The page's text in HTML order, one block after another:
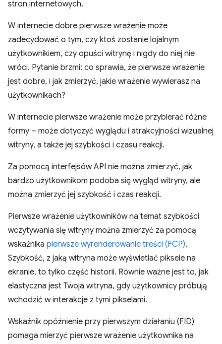
stron internetowych.
W internecie dobre pierwsze wrażenie może
zadecydować o tym, czy ktoś zostanie lojalnym
użytkownikiem, czy opuści witrynę i nigdy do niej nie
wróci. Pytanie brzmi: co sprawia, że pierwsze wrażenie
jest dobre, i jak zmierzyć, jakie wrażenie wywierasz na
użytkownikach?
W internecie pierwsze wrażenie może przybierać różne
formy – może dotyczyć wyglądu i atrakcyjności wizualnej
witryny, a także jej szybkości i czasu reakcji.
Za pomocą interfejsów API nie można zmierzyć, jak
bardzo użytkownikom podoba się wygląd witryny, ale
można zmierzyć jej szybkość i czas reakcji.
Pierwsze wrażenie użytkowników na temat szybkości
wczytywania się witryny można zmierzyć za pomocą
wskaźnika pierwsze wyrenderowanie treści (FCP).
Szybkość, z jaką witryna może wyświetlać piksele na
ekranie, to tylko część historii. Równie ważne jest to, jak
elastyczna jest Twoja witryna, gdy użytkownicy próbują
wchodzić w interakcje z tymi pikselami.
Wskaźnik opóźnienie przy pierwszym działaniu (FID)
pomaga mierzyć pierwsze wrażenie użytkownika na